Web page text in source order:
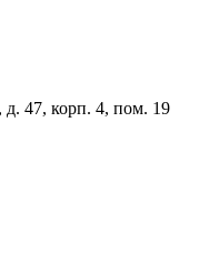
47, корп. 4, пом. 19